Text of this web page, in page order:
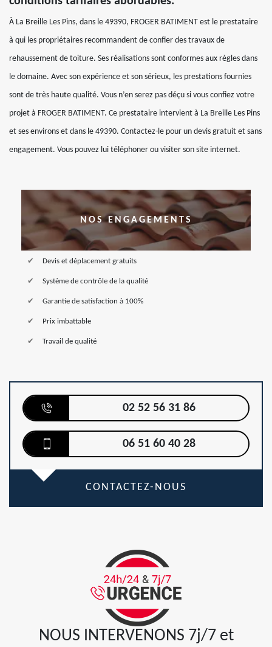
À La Breille Les Pins, dans le 49390, FROGER BATIMENT est le prestataire
à qui les propriétaires recommandent de confier des travaux de
rehaussement de toiture. Ses réalisations sont conformes aux règles dans
le domaine. Avec son expérience et son sérieux, les prestations fournies
sont de très haute qualité. Vous n’en serez pas déçu si vous confiez votre
projet à FROGER BATIMENT. Ce prestataire intervient à La Breille Les Pins
et ses environs et dans le 49390. Contactez-le pour un devis gratuit et sans
engagement. Vous pouvez lui téléphoner ou visiter son site internet.
NOS ENGAGEMENTS
Devis et déplacement gratuits
Système de contrôle de la qualité
Garantie de satisfaction à 100%
Prix imbattable
Travail de qualité
02 52 56 31 86
06 51 60 40 28
CONTACTEZ-NOUS
NOUS INTERVENONS 7j/7 et